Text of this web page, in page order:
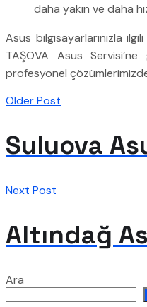
daha yakın ve daha
Asus bilgisayarlarınızla
TAŞOVA Asus
profesyonel
Older Post
Suluova
Next Post
Altındağ
Ara